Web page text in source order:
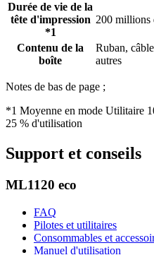
Durée de vie de la
tête d'impression
*1
200 millions
Contenu de la
boîte
Ruban,
autres
Notes de bas de page ;
*1 Moyenne en mode Utilitaire
25 % d'utilisation
Support et conseils
ML1120 eco
FAQ
Pilotes et utilitaires
Consommables et
Manuel d'utilisation